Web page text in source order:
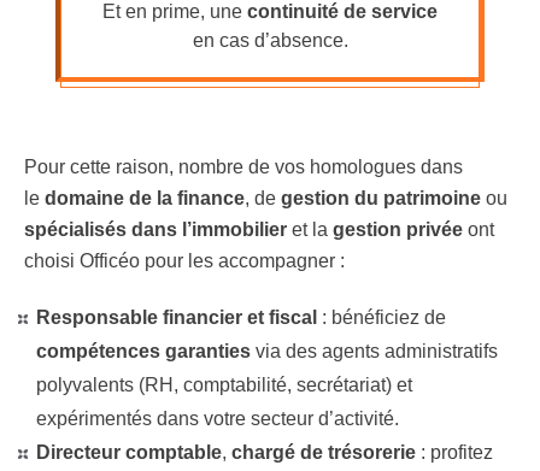
Et en prime, une continuité de service
en cas d’absence.
Pour cette raison, nombre de vos homologues dans
le domaine de la finance, de gestion du patrimoine ou
spécialisés dans l’immobilier et la gestion privée ont
choisi Officéo pour les accompagner :
Responsable financier et fiscal : bénéficiez de
compétences garanties via des agents administratifs
polyvalents (RH, comptabilité, secrétariat) et
expérimentés dans votre secteur d’activité.
Directeur comptable, chargé de trésorerie : profitez